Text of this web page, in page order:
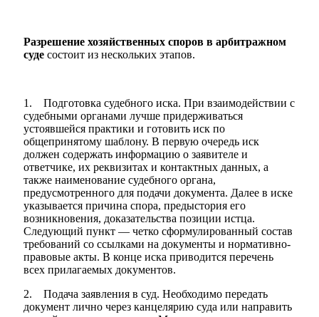
Разрешение хозяйственных споров в арбитражном
суде состоит из нескольких этапов.
1. Подготовка судебного иска. При взаимодействии с
судебными органами лучше придерживаться
устоявшейся практики и готовить иск по
общепринятому шаблону. В первую очередь иск
должен содержать информацию о заявителе и
ответчике, их реквизитах и контактных данных, а
также наименование судебного органа,
предусмотренного для подачи документа. Далее в иске
указывается причина спора, предыстория его
возникновения, доказательства позиции истца.
Следующий пункт — четко сформулированный состав
требований со ссылками на документы и нормативно-
правовые акты. В конце иска приводится перечень
всех прилагаемых документов.
2. Подача заявления в суд. Необходимо передать
документ лично через канцелярию суда или направить